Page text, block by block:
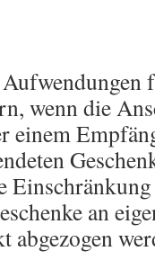
wenn die
einem
an
abgezogen